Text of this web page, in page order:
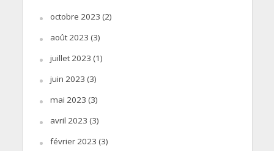
octobre 2023 (2)
août 2023 (3)
juillet 2023 (1)
juin 2023 (3)
mai 2023 (3)
avril 2023 (3)
février 2023 (3)